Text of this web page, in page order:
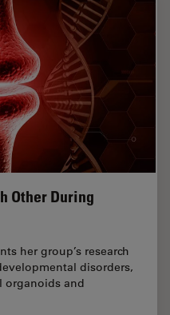
Other During
her group’s research
disorders,
organoids and